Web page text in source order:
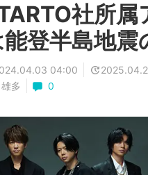
社所
能登半島地震
04:00
多
0